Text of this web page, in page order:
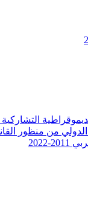
التشاركية :
من منظور
2022